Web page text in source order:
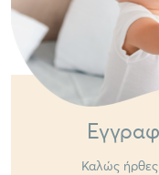
Καλώς